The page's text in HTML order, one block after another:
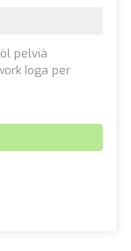
pelvià
Ioga per